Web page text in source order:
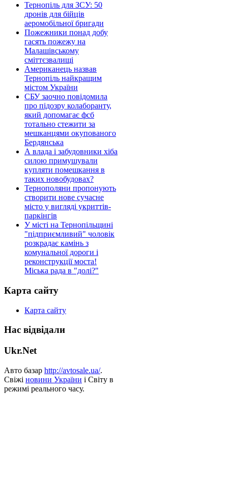
Тернопіль для ЗСУ: 50
дронів для бійців
аеромобільної бригади
Пожежники понад добу
гасять пожежу на
Малашівському
сміттєзвалищі
Американець назвав
Тернопіль найкращим
містом України
СБУ заочно повідомила
про підозру колаборанту,
який допомагає фсб
тотально стежити за
мешканцями окупованого
Бердянська
А влада і забудовники хіба
силою примушували
купляти помешкання в
таких новобудовах?
Тернополяни пропонують
створити нове сучасне
місто у вигляді укриттів-
паркінгів
У місті на Тернопільщині
"підприємливий" чоловік
розкрадає камінь з
комунальної дороги і
реконструкції моста!
Міська рада в "долі?"
Карта сайту
Карта сайту
Нас відвідали
Ukr.Net
Авто базар http://avtosale.ua/.
Свіжі новини України і Світу в
режимі реального часу.